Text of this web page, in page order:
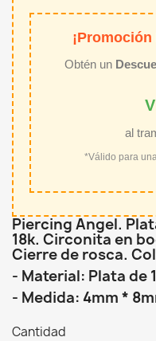
Obtén un
al
*Válido para
Piercing Angel.
18k. Circonita en
Cierre de rosca.
- Material: Plata de
- Medida: 4mm *
Cantidad